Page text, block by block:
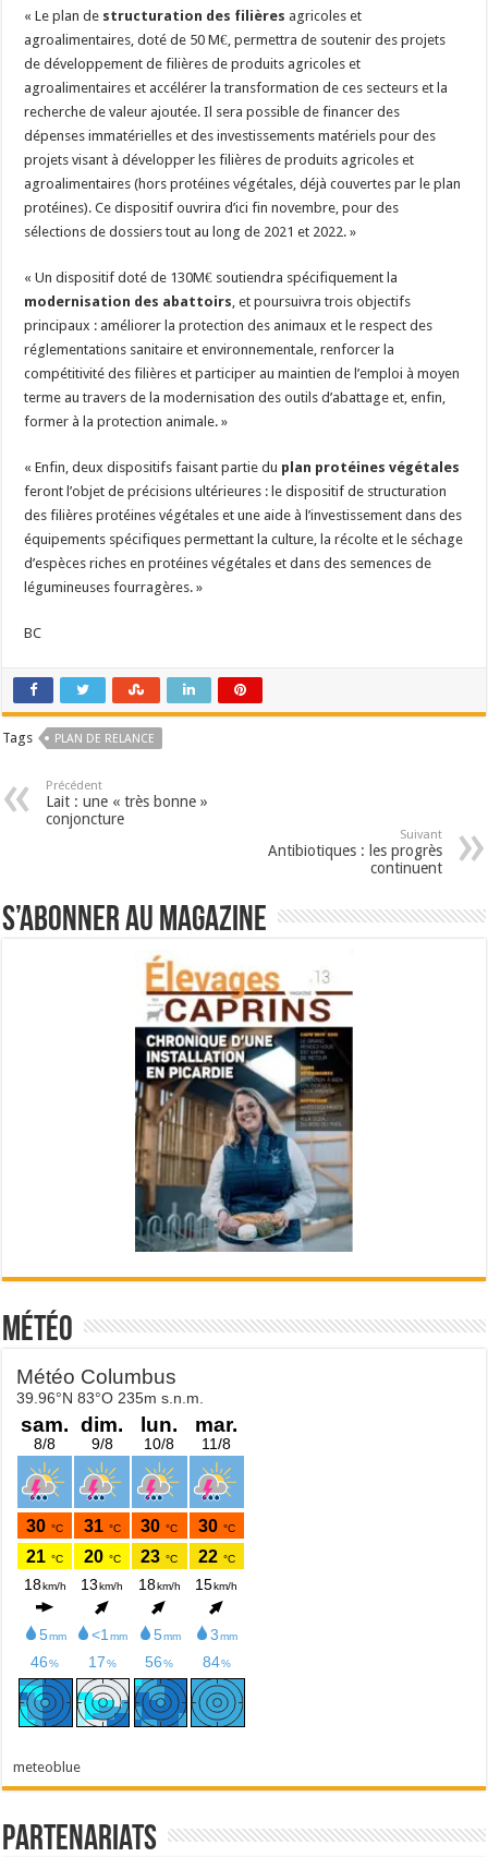
« Le plan de structuration des filières agricoles et
agroalimentaires, doté de 50 M€, permettra de soutenir des projets
de développement de filières de produits agricoles et
agroalimentaires et accélérer la transformation de ces secteurs et la
recherche de valeur ajoutée. Il sera possible de financer des
dépenses immatérielles et des investissements matériels pour des
projets visant à développer les filières de produits agricoles et
agroalimentaires (hors protéines végétales, déjà couvertes par le plan
protéines). Ce dispositif ouvrira d’ici fin novembre, pour des
sélections de dossiers tout au long de 2021 et 2022. »
« Un dispositif doté de 130M€ soutiendra spécifiquement la
modernisation des abattoirs , et poursuivra trois objectifs
principaux : améliorer la protection des animaux et le respect des
réglementations sanitaire et environnementale, renforcer la
compétitivité des filières et participer au maintien de l’emploi à moyen
terme au travers de la modernisation des outils d’abattage et, enfin,
former à la protection animale. »
« Enfin, deux dispositifs faisant partie du plan protéines végétales
feront l’objet de précisions ultérieures : le dispositif de structuration
des filières protéines végétales et une aide à l’investissement dans des
équipements spécifiques permettant la culture, la récolte et le séchage
d’espèces riches en protéines végétales et dans des semences de
légumineuses fourragères. »
BC
Tags PLAN DE RELANCE
Précédent
Lait : une « très bonne »
conjoncture
Suivant
Antibiotiques : les progrès
continuent
S’abonner au magazine
Météo
meteoblue
Partenariats